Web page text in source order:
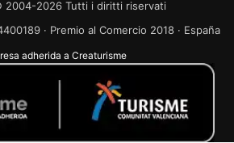
2004-2026 Tutti i diritti riservati
· Premio al Comercio 2018 · España
adherida a Creaturisme